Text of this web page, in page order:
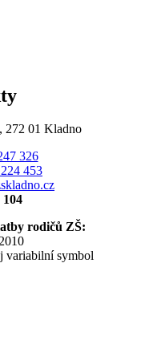
272 01 Kladno
326
453
rodičů ZŠ:
variabilní symbol